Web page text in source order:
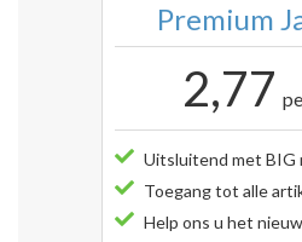
Premium
2,77
Uitsluitend met BIG
Toegang tot alle
Help ons u het